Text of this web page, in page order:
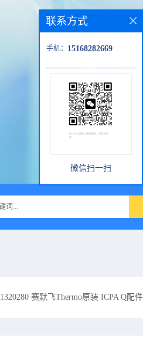
1320280 赛默飞Thermo原装 ICPA Q配
联系方式
手机： 15168282669
微信扫一扫